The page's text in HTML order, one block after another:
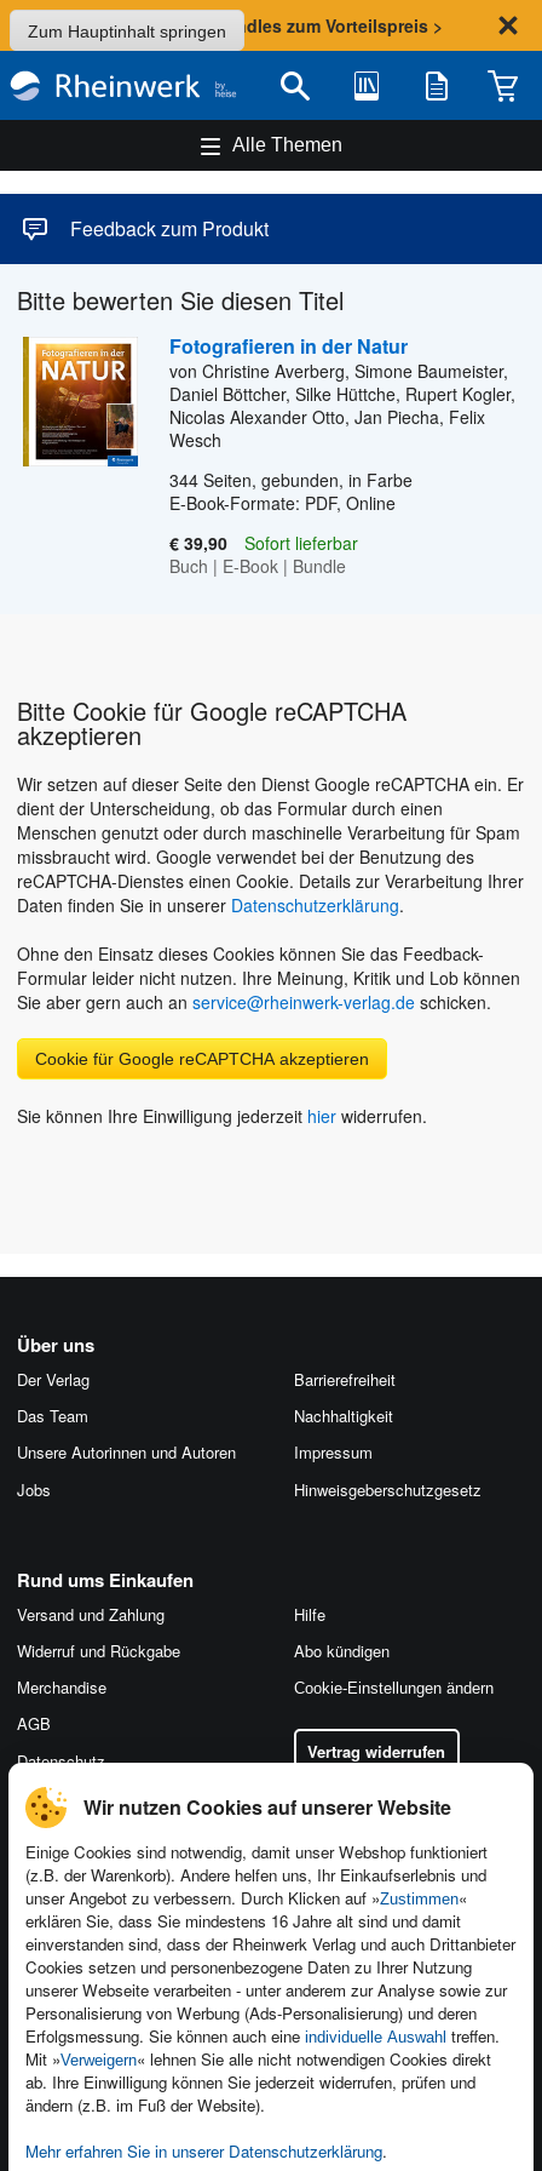
Wir nutzen Cookies auf unserer Website
Einige Cookies sind notwendig, damit unser Webshop funktioniert
(z.B. der Warenkorb). Andere helfen uns, Ihr Einkaufserlebnis und
unser Angebot zu verbessern. Durch Klicken auf »Zustimmen«
erklären Sie, dass Sie mindestens 16 Jahre alt sind und damit
einverstanden sind, dass der Rheinwerk Verlag und auch Drittanbieter
Cookies setzen und personenbezogene Daten zu Ihrer Nutzung
unserer Webseite verarbeiten - unter anderem zur Analyse sowie zur
Personalisierung von Werbung (Ads-Personalisierung) und deren
Erfolgsmessung. Sie können auch eine individuelle Auswahl treffen.
Mit »Verweigern« lehnen Sie alle nicht notwendigen Cookies direkt
ab. Ihre Einwilligung können Sie jederzeit widerrufen, prüfen und
ändern (z.B. im Fuß der Website).
Mehr erfahren Sie in unserer Datenschutzerklärung.
Zum Hauptinhalt springen
Sommer-Aktion: Bundles zum Vorteilspreis >
Suche Bibliothek Merkliste
Alle Themen
Feedback zum Produkt
Bitte bewerten Sie diesen Titel
Fotografieren in der Natur
von Christine Averberg, Simone Baumeister,
Daniel Böttcher, Silke Hüttche, Rupert Kogler,
Nicolas Alexander Otto, Jan Piecha, Felix
Wesch
344 Seiten, gebunden, in Farbe
E-Book-Formate: PDF, Online
€ 39,90
Sofort lieferbar
Buch | E-Book | Bundle
Bitte Cookie für Google reCAPTCHA
akzeptieren
Wir setzen auf dieser Seite den Dienst Google reCAPTCHA ein. Er
dient der Unterscheidung, ob das Formular durch einen
Menschen genutzt oder durch maschinelle Verarbeitung für Spam
missbraucht wird. Google verwendet bei der Benutzung des
reCAPTCHA-Dienstes einen Cookie. Details zur Verarbeitung Ihrer
Daten finden Sie in unserer Datenschutzerklärung.
Ohne den Einsatz dieses Cookies können Sie das Feedback-
Formular leider nicht nutzen. Ihre Meinung, Kritik und Lob können
Sie aber gern auch an service@rheinwerk-verlag.de schicken.
Cookie für Google reCAPTCHA akzeptieren
Sie können Ihre Einwilligung jederzeit hier widerrufen.
Über uns
Der Verlag
Das Team
Unsere Autorinnen und Autoren
Jobs
Barrierefreiheit
Nachhaltigkeit
Impressum
Hinweis­geber­schutz­gesetz
Kontakt
Newsletter
Für Unternehmen
Presseservice
Dozentenservice
Produktfeedback
Foreign Rights
Ein Buch schreiben
Rund ums Einkaufen
Versand und Zahlung
Widerruf und Rückgabe
Merchandise
AGB
Datenschutz
Hilfe
Abo kündigen
Cookie-Einstellungen ändern
Vertrag widerrufen
Kundenservice